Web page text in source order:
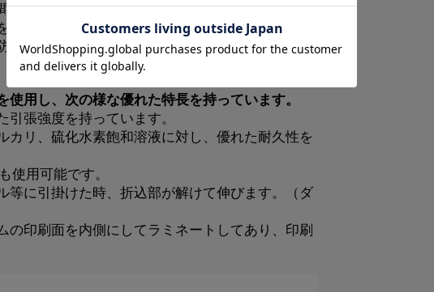
に敷設され、掘削工事中に機械に巻きつくことに
果たすものです。
止することができます。
用し、次の様な優れた特長を持っています。
張強度を持っています。
リ、硫化水素飽和溶液に対し、優れた耐久性を
使用可能です。
等に引掛けた時、折込部が解けて伸びます。（ダ
印刷面を内側にしてラミネートしてあり、印刷